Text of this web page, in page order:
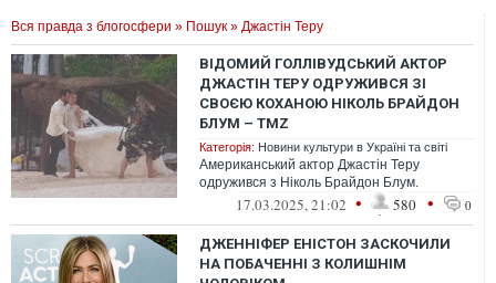
Вся правда з блогосфери » Пошук » Джастін Теру
ВІДОМИЙ ГОЛЛІВУДСЬКИЙ АКТОР
ДЖАСТІН ТЕРУ ОДРУЖИВСЯ ЗІ
СВОЄЮ КОХАНОЮ НІКОЛЬ БРАЙДОН
БЛУМ – TMZ
Категорія: Новини культури в Україні та світі
Американський актор Джастін Теру
одружився з Ніколь Брайдон Блум.
17.03.2025, 21:02 • 580 • 0
ДЖЕННІФЕР ЕНІСТОН ЗАСКОЧИЛИ
НА ПОБАЧЕННІ З КОЛИШНІМ